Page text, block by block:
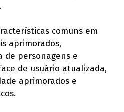
comuns em
aprimorados,
de personagens e
de usuário atualizada,
aprimorados e